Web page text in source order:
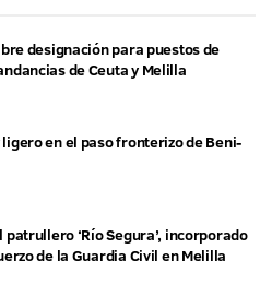
designación para puestos de
de Ceuta y Melilla
en el paso fronterizo de Beni-
‘Río Segura’, incorporado
de la Guardia Civil en Melilla